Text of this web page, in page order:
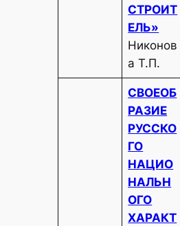
СТРОИТ
ЕЛЬ»
Никонов
а Т.П.
СВОЕОБ
РАЗИЕ
РУССКО
ГО
НАЦИО
НАЛЬН
ОГО
ХАРАКТ